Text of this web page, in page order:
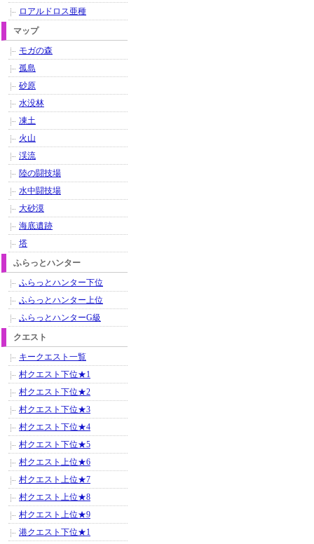
ロアルドロス亜種
マップ
モガの森
孤島
砂原
水没林
凍土
火山
渓流
陸の闘技場
水中闘技場
大砂漠
海底遺跡
塔
ふらっとハンター
ふらっとハンター下位
ふらっとハンター上位
ふらっとハンターG級
クエスト
キークエスト一覧
村クエスト下位★1
村クエスト下位★2
村クエスト下位★3
村クエスト下位★4
村クエスト下位★5
村クエスト上位★6
村クエスト上位★7
村クエスト上位★8
村クエスト上位★9
港クエスト下位★1